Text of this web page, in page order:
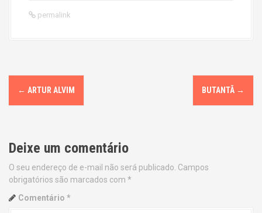
permalink
P
o
t
n
a
← ARTUR ALVIM BUTANTÃ →
Deixe um comentário
O seu endereço de e-mail não será publicado. Campos
obrigatórios são marcados com *
Comentário *